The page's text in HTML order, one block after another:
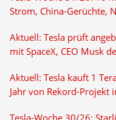
Strom, China-Gerüchte,
Aktuell: Tesla prüft
mit SpaceX, CEO Musk
Aktuell: Tesla kauft 1
Jahr von Rekord-Projekt
Tesla-Woche 30/26: